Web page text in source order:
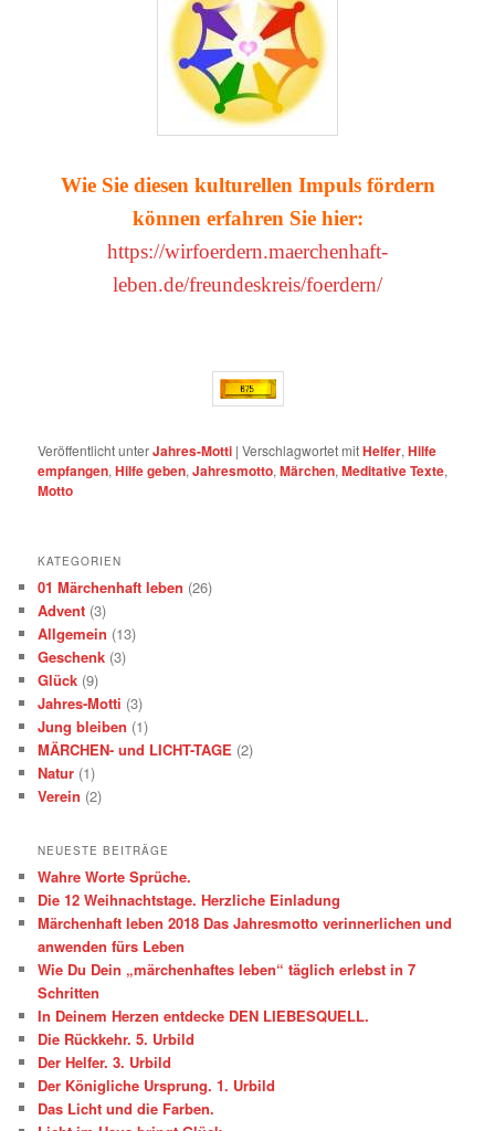
Wie Sie diesen kulturellen Impuls fördern
können erfahren Sie hier:
https://wirfoerdern.maerchenhaft-
leben.de/freundeskreis/foerdern/
Veröffentlicht unterJahres-Motti |Verschlagwortet mitHelfer,Hilfe
empfangen,Hilfe geben,Jahresmotto,Märchen,Meditative Texte,
Motto
KATEGORIEN
01 Märchenhaft leben (26)
Advent (3)
Allgemein (13)
Geschenk (3)
Glück (9)
Jahres-Motti (3)
Jung bleiben (1)
MÄRCHEN- und LICHT-TAGE (2)
Natur (1)
Verein (2)
NEUESTE BEITRÄGE
Wahre Worte Sprüche.
Die 12 Weihnachtstage. Herzliche Einladung
Märchenhaft leben 2018 Das Jahresmotto verinnerlichen und
anwenden fürs Leben
Wie Du Dein „märchenhaftes leben“ täglich erlebst in 7
Schritten
In Deinem Herzen entdecke DEN LIEBESQUELL.
Die Rückkehr. 5. Urbild
Der Helfer. 3. Urbild
Der Königliche Ursprung. 1. Urbild
Das Licht und die Farben.